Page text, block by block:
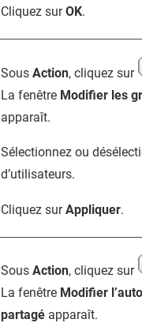
Cliquez surOK.
Sous Action, cliquez sur
La fenêtre Modifier les
apparaît.
Sélectionnez ou
d’utilisateurs.
Cliquez surAppliquer.
Sous Action, cliquez sur
La fenêtre Modifier
partagé apparaît.